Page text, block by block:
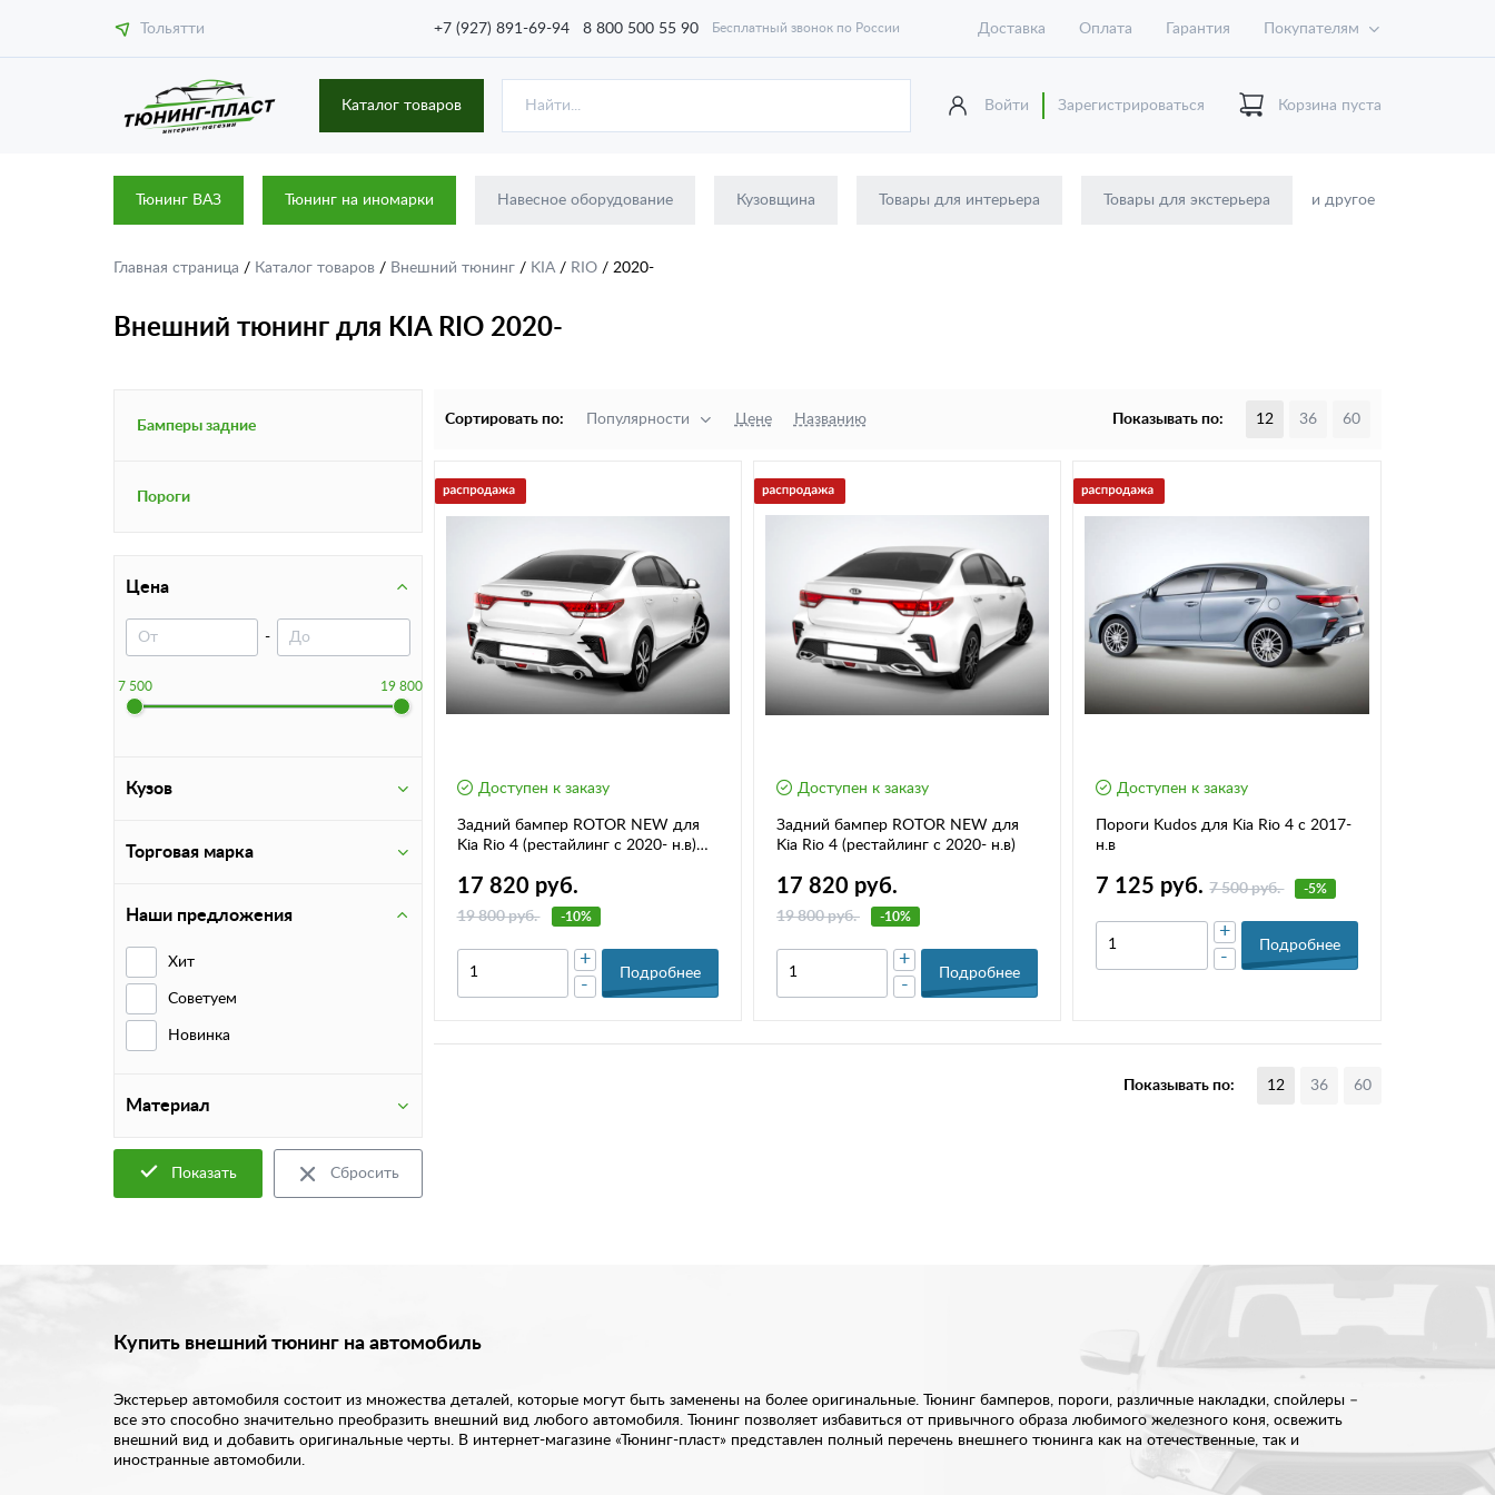
Тольятти +7 (927) 891-69-94 8 800 500 55 90 Бесплатный звонок по России Доставка Оплата Гарантия Покупателям
Каталог товаров Войти Зарегистрироваться Корзина пуста
Тюнинг ВАЗ Тюнинг на иномарки Навесное оборудование Кузовщина Товары для интерьера Товары для экстерьера и другое
Главная страница / Каталог товаров / Внешний тюнинг / KIA / RIO / 2020-
Внешний тюнинг для KIA RIO 2020-
Бамперы задние
Пороги
Цена
-
7 500 19 800
Кузов
Торговая марка
Наши предложения
Хит
Советуем
Новинка
Материал
Показать Сбросить
Сортировать по: Популярности Цене Названию Показывать по: 12 36 60
Доступен к заказу
Задний бампер ROTOR NEW для
Kia Rio 4 (рестайлинг с 2020- н.в)
17 820 руб.
19 800 руб. -10%
-
+
Подробнее
Доступен к заказу
Задний бампер ROTOR NEW для
Kia Rio 4 (рестайлинг с 2020- н.в)
17 820 руб.
19 800 руб. -10%
-
+
Подробнее
Доступен к заказу
Пороги Kudos для Kia Rio 4 с 2017-
н.в
7 125 руб.7 500 руб. -5%
-
+
Подробнее
Показывать по: 12 36 60
Купить внешний тюнинг на автомобиль
Экстерьер автомобиля состоит из множества деталей, которые могут быть заменены на более оригинальные. Тюнинг бамперов, пороги, различные накладки, спойлеры –
все это способно значительно преобразить внешний вид любого автомобиля. Тюнинг позволяет избавиться от привычного образа любимого железного коня, освежить
внешний вид и добавить оригинальные черты. В интернет-магазине «Тюнинг-пласт» представлен полный перечень внешнего тюнинга как на отечественные, так и
иностранные автомобили.